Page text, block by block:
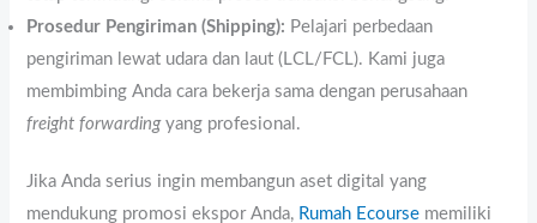
Prosedur Pengiriman (Shipping): Pelajari perbedaan
pengiriman lewat udara dan laut (LCL/FCL). Kami juga
membimbing Anda cara bekerja sama dengan perusahaan
freight forwardingyang profesional.
Jika Anda serius ingin membangun aset digital yang
mendukung promosi ekspor Anda, Rumah Ecourse memiliki